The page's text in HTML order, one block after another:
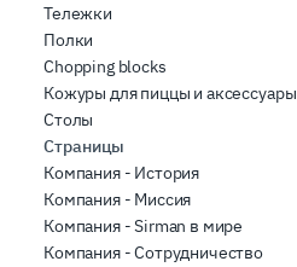
Тележки
Полки
Chopping blocks
Кожуры для пиццы и аксессуары
Столы
Страницы
Компания - История
Компания - Миссия
Компания - Sirman в мире
Компания - Сотрудничество